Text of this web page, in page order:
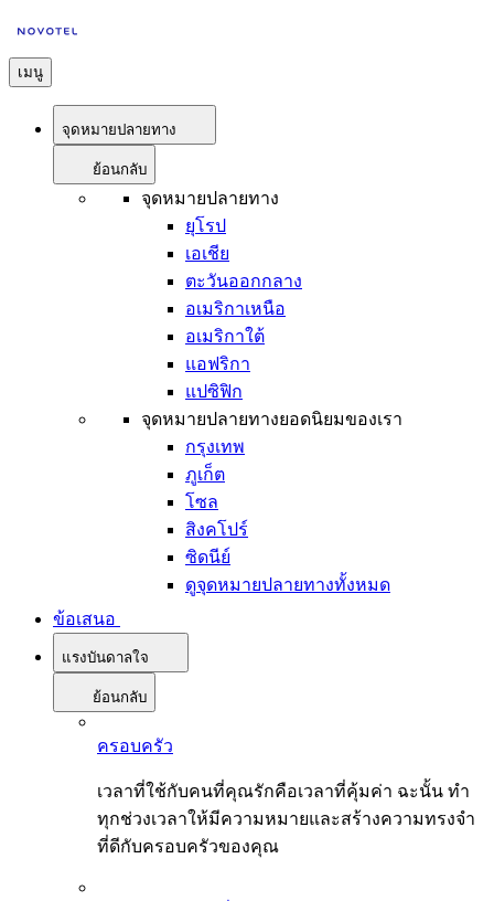
เมนู
จุดหมายปลายทาง
ย้อนกลับ
จุดหมายปลายทาง
ยุโรป
เอเชีย
ตะวันออกกลาง
อเมริกาเหนือ
อเมริกาใต้
แอฟริกา
แปซิฟิก
จุดหมายปลายทางยอดนิยมของเรา
กรุงเทพ
ภูเก็ต
โซล
สิงคโปร์
ซิดนีย์
ดูจุดหมายปลายทางทั้งหมด
ข้อเสนอ
แรงบันดาลใจ
ย้อนกลับ
ครอบครัว
เวลาที่ใช้กับคนที่คุณรักคือเวลาที่คุ้มค่า ฉะนั้น ทำ
ทุกช่วงเวลาให้มีความหมายและสร้างความทรงจำ
ที่ดีกับครอบครัวของคุณ